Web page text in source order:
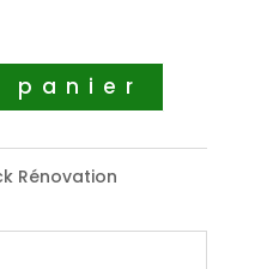
panier
Rénovation